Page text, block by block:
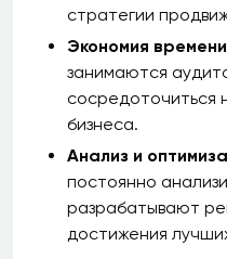
стратегии
Экономия времени
занимаются
сосредоточиться
бизнеса.
Анализ и
постоянно
разрабатывают
достижения